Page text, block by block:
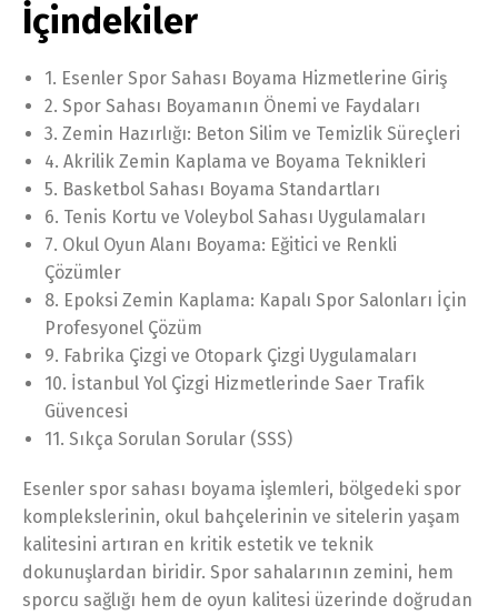
İçindekiler
1. Esenler Spor Sahası Boyama Hizmetlerine Giriş
2. Spor Sahası Boyamanın Önemi ve Faydaları
3. Zemin Hazırlığı: Beton Silim ve Temizlik Süreçleri
4. Akrilik Zemin Kaplama ve Boyama Teknikleri
5. Basketbol Sahası Boyama Standartları
6. Tenis Kortu ve Voleybol Sahası Uygulamaları
7. Okul Oyun Alanı Boyama: Eğitici ve Renkli
Çözümler
8. Epoksi Zemin Kaplama: Kapalı Spor Salonları İçin
Profesyonel Çözüm
9. Fabrika Çizgi ve Otopark Çizgi Uygulamaları
10. İstanbul Yol Çizgi Hizmetlerinde Saer Trafik
Güvencesi
11. Sıkça Sorulan Sorular (SSS)
Esenler spor sahası boyama işlemleri, bölgedeki spor
komplekslerinin, okul bahçelerinin ve sitelerin yaşam
kalitesini artıran en kritik estetik ve teknik
dokunuşlardan biridir. Spor sahalarının zemini, hem
sporcu sağlığı hem de oyun kalitesi üzerinde doğrudan